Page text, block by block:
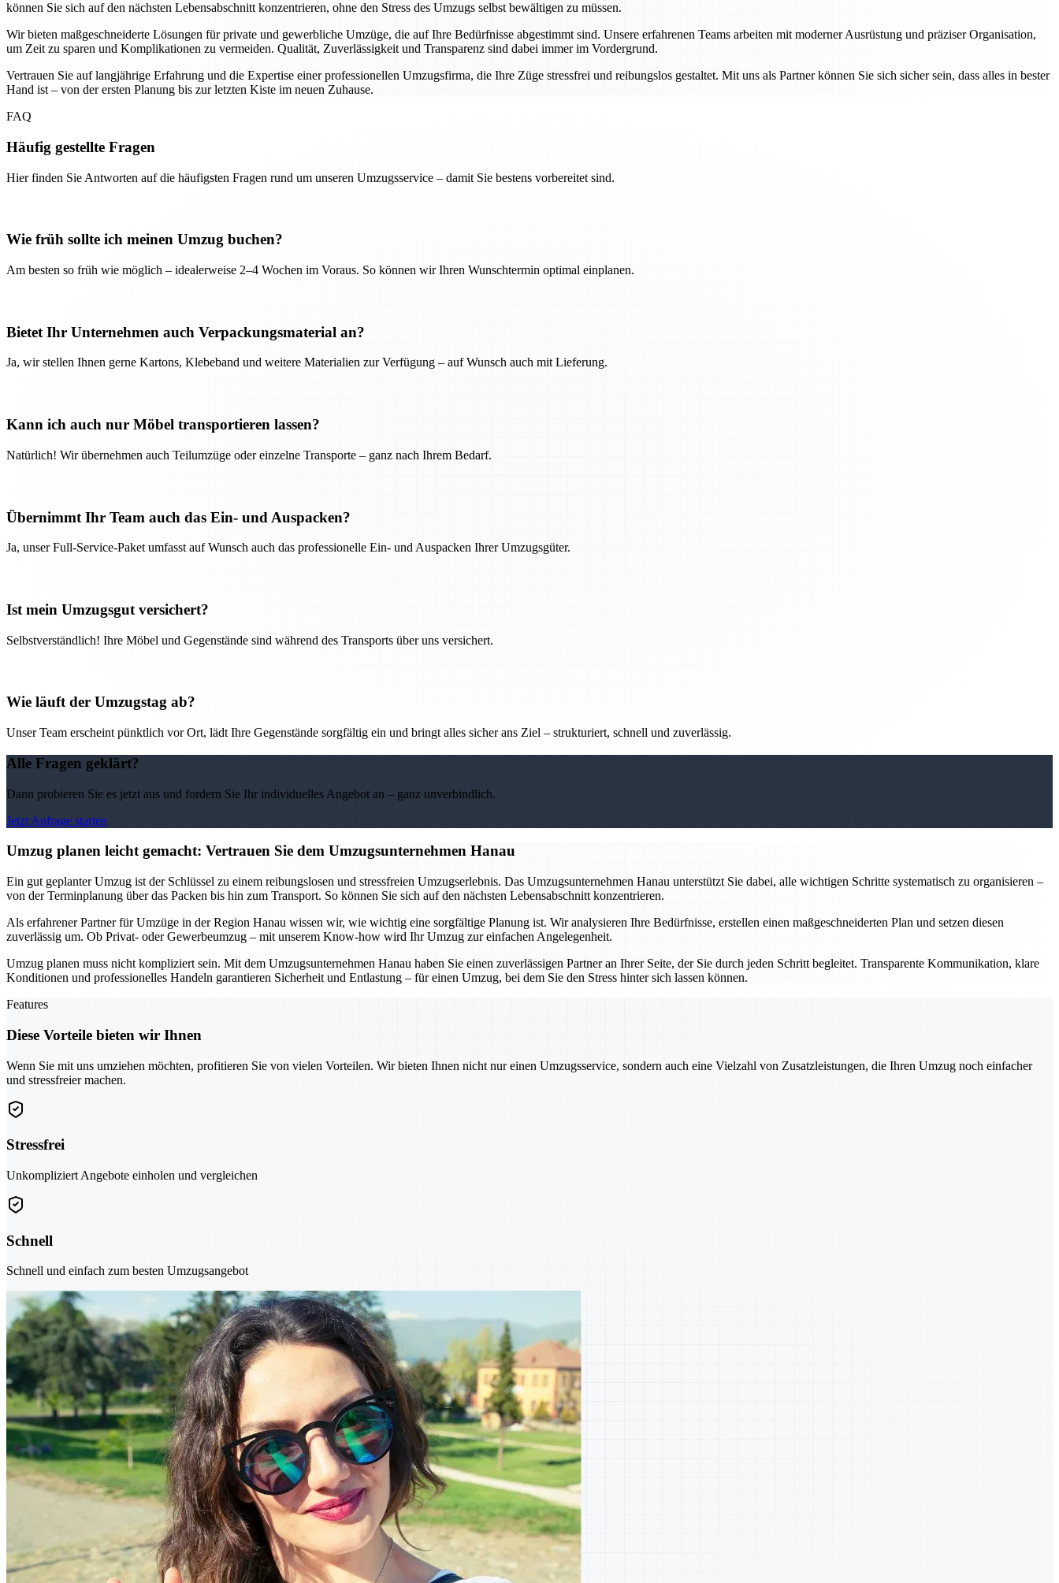
können Sie sich auf den nächsten Lebensabschnitt konzentrieren, ohne den Stress des Umzugs selbst bewältigen zu müssen.
Wir bieten maßgeschneiderte Lösungen für private und gewerbliche Umzüge, die auf Ihre Bedürfnisse abgestimmt sind. Unsere erfahrenen Teams arbeiten mit moderner Ausrüstung und präziser Organisation,
um Zeit zu sparen und Komplikationen zu vermeiden. Qualität, Zuverlässigkeit und Transparenz sind dabei immer im Vordergrund.
Vertrauen Sie auf langjährige Erfahrung und die Expertise einer professionellen Umzugsfirma, die Ihre Züge stressfrei und reibungslos gestaltet. Mit uns als Partner können Sie sich sicher sein, dass alles in bester
Hand ist – von der ersten Planung bis zur letzten Kiste im neuen Zuhause.
FAQ
Häufig gestellte Fragen
Hier finden Sie Antworten auf die häufigsten Fragen rund um unseren Umzugsservice – damit Sie bestens vorbereitet sind.
Wie früh sollte ich meinen Umzug buchen?
Am besten so früh wie möglich – idealerweise 2–4 Wochen im Voraus. So können wir Ihren Wunschtermin optimal einplanen.
Bietet Ihr Unternehmen auch Verpackungsmaterial an?
Ja, wir stellen Ihnen gerne Kartons, Klebeband und weitere Materialien zur Verfügung – auf Wunsch auch mit Lieferung.
Kann ich auch nur Möbel transportieren lassen?
Natürlich! Wir übernehmen auch Teilumzüge oder einzelne Transporte – ganz nach Ihrem Bedarf.
Übernimmt Ihr Team auch das Ein- und Auspacken?
Ja, unser Full-Service-Paket umfasst auf Wunsch auch das professionelle Ein- und Auspacken Ihrer Umzugsgüter.
Ist mein Umzugsgut versichert?
Selbstverständlich! Ihre Möbel und Gegenstände sind während des Transports über uns versichert.
Wie läuft der Umzugstag ab?
Unser Team erscheint pünktlich vor Ort, lädt Ihre Gegenstände sorgfältig ein und bringt alles sicher ans Ziel – strukturiert, schnell und zuverlässig.
Alle Fragen geklärt?
Dann probieren Sie es jetzt aus und fordern Sie Ihr individuelles Angebot an – ganz unverbindlich.
Jetzt Anfrage starten
Umzug planen leicht gemacht: Vertrauen Sie dem Umzugsunternehmen Hanau
Ein gut geplanter Umzug ist der Schlüssel zu einem reibungslosen und stressfreien Umzugserlebnis. Das Umzugsunternehmen Hanau unterstützt Sie dabei, alle wichtigen Schritte systematisch zu organisieren –
von der Terminplanung über das Packen bis hin zum Transport. So können Sie sich auf den nächsten Lebensabschnitt konzentrieren.
Als erfahrener Partner für Umzüge in der Region Hanau wissen wir, wie wichtig eine sorgfältige Planung ist. Wir analysieren Ihre Bedürfnisse, erstellen einen maßgeschneiderten Plan und setzen diesen
zuverlässig um. Ob Privat- oder Gewerbeumzug – mit unserem Know-how wird Ihr Umzug zur einfachen Angelegenheit.
Umzug planen muss nicht kompliziert sein. Mit dem Umzugsunternehmen Hanau haben Sie einen zuverlässigen Partner an Ihrer Seite, der Sie durch jeden Schritt begleitet. Transparente Kommunikation, klare
Konditionen und professionelles Handeln garantieren Sicherheit und Entlastung – für einen Umzug, bei dem Sie den Stress hinter sich lassen können.
Features
Diese Vorteile bieten wir Ihnen
Wenn Sie mit uns umziehen möchten, profitieren Sie von vielen Vorteilen. Wir bieten Ihnen nicht nur einen Umzugsservice, sondern auch eine Vielzahl von Zusatzleistungen, die Ihren Umzug noch einfacher
und stressfreier machen.
Stressfrei
Unkompliziert Angebote einholen und vergleichen
Schnell
Schnell und einfach zum besten Umzugsangebot